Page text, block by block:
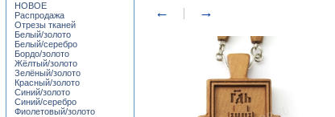
← →
НОВОЕ
Распродажа
Отрезы тканей
Белый/золото
Белый/серебро
Бордо/золото
Жёлтый/золото
Зелёный/золото
Красный/золото
Синий/золото
Синий/серебро
Фиолетовый/золото